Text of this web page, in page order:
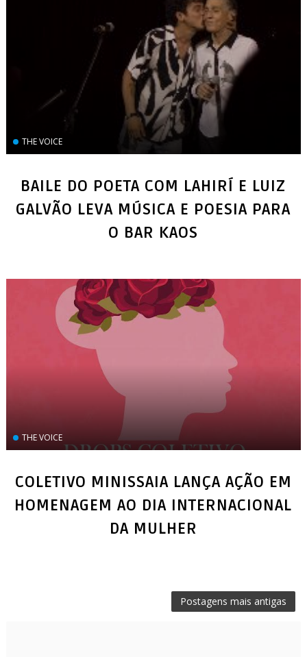
THE VOICE
BAILE DO POETA COM LAHIRÍ E LUIZ
GALVÃO LEVA MÚSICA E POESIA PARA
THE VOICE
COLETIVO MINISSAIA LANÇA AÇÃO EM
HOMENAGEM AO DIA INTERNACIONAL
DA MULHER
Postagens mais antigas